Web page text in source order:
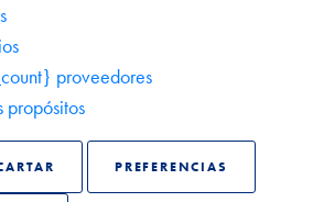
proveedores
propósitos
PREFERENCIAS